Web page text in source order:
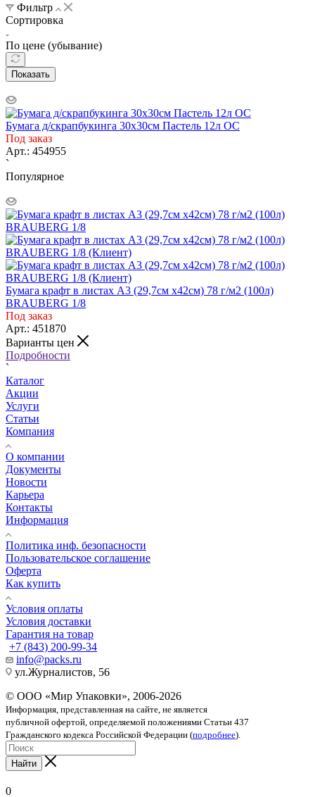
Фильтр
Сортировка
По цене (убывание)
Показать
Бумага д/скрапбукинга 30x30см Пастель 12л ОС
Под заказ
Арт.: 454955
`
Популярное
Бумага крафт в листах А3 (29,7см х42см) 78 г/м2 (100л)
BRAUBERG 1/8
Под заказ
Арт.: 451870
Варианты цен
Подробности
`
Каталог
Акции
Услуги
Статьи
Компания
О компании
Документы
Новости
Карьера
Контакты
Информация
Политика инф. безопасности
Пользовательское соглашение
Оферта
Как купить
Условия оплаты
Условия доставки
Гарантия на товар
+7 (843) 200-99-34
info@packs.ru
ул.Журналистов, 56
© ООО «Мир Упаковки», 2006-2026
Информация, представленная на сайте, не является
публичной офертой, определяемой положениями Статьи 437
Гражданского кодекса Российской Федерации (подробнее).
Найти
0